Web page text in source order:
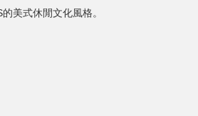
美式休閒文化風格。